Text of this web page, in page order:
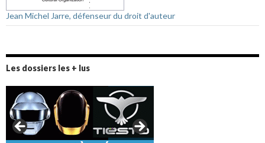
Jean Michel Jarre, défenseur du droit d'auteur
Les dossiers les + lus